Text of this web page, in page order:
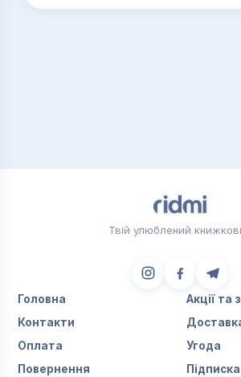
Твій улюблений
Головна
Акції та
Контакти
Оплата
Угода
Повернення
Підписка